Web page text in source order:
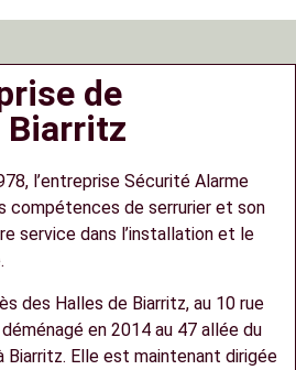
de
Biarritz
l’entreprise Sécurité Alarme
compétences de serrurier et son
service dans l’installation et le
des Halles de Biarritz, au 10 rue
en 2014 au 47 allée du
Biarritz. Elle est maintenant dirigée